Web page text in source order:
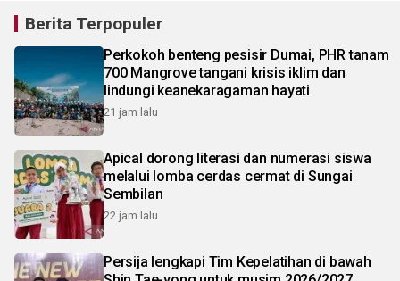
Berita Terpopuler
Perkokoh benteng pesisir Dumai, PHR tanam
700 Mangrove tangani krisis iklim dan
lindungi keanekaragaman hayati
21 jam lalu
Apical dorong literasi dan numerasi siswa
melalui lomba cerdas cermat di Sungai
Sembilan
22 jam lalu
Persija lengkapi Tim Kepelatihan di bawah